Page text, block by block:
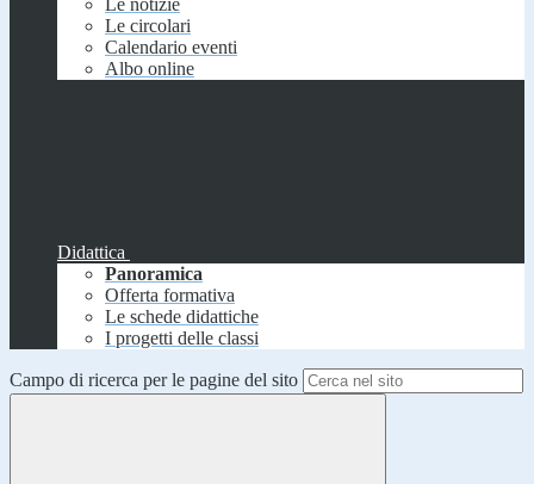
Le notizie
Le circolari
Calendario eventi
Albo online
Didattica
Panoramica
Offerta formativa
Le schede didattiche
I progetti delle classi
Campo di ricerca per le pagine del sito